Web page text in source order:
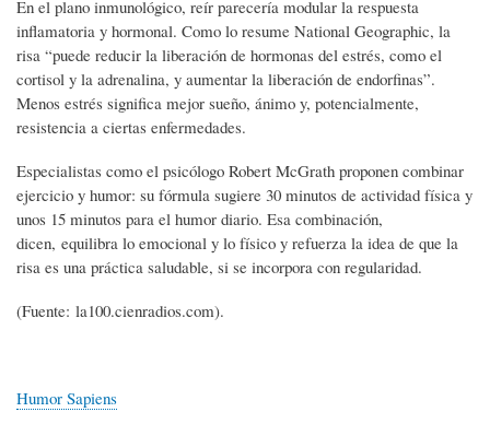
En el plano inmunológico, reír parecería modular la respuesta
inflamatoria y hormonal. Como lo resume National Geographic, la
risa “puede reducir la liberación de hormonas del estrés, como el
cortisol y la adrenalina, y aumentar la liberación de endorfinas”.
Menos estrés significa mejor sueño, ánimo y, potencialmente,
resistencia a ciertas enfermedades.
Especialistas como el psicólogo Robert McGrath proponen combinar
ejercicio y humor: su fórmula sugiere 30 minutos de actividad física y
unos 15 minutos para el humor diario. Esa combinación,
dicen, equilibra lo emocional y lo físico y refuerza la idea de que la
risa es una práctica saludable, si se incorpora con regularidad.
(Fuente: la100.cienradios.com).
Humor Sapiens